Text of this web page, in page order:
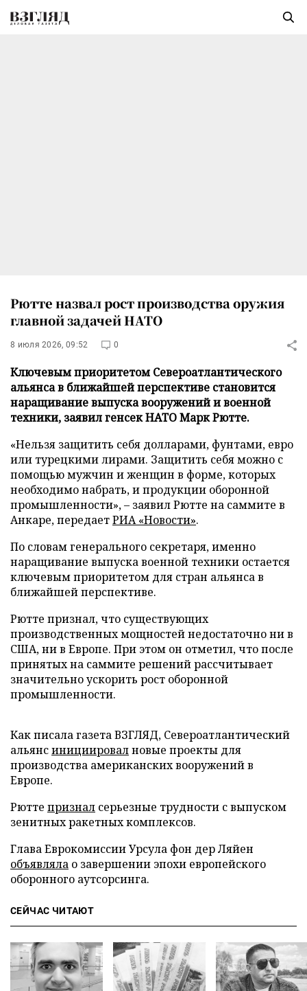
Рютте назвал рост производства оружия
главной задачей НАТО
8 июля 2026, 09:52 0
Ключевым приоритетом Североатлантического
альянса в ближайшей перспективе становится
наращивание выпуска вооружений и военной
техники, заявил генсек НАТО Марк Рютте.
«Нельзя защитить себя долларами, фунтами, евро
или турецкими лирами. Защитить себя можно с
помощью мужчин и женщин в форме, которых
необходимо набрать, и продукции оборонной
промышленности», – заявил Рютте на саммите в
Анкаре, передаетРИА «Новости».
По словам генерального секретаря, именно
наращивание выпуска военной техники остается
ключевым приоритетом для стран альянса в
ближайшей перспективе.
Рютте признал, что существующих
производственных мощностей недостаточно ни в
США, ни в Европе. При этом он отметил, что после
принятых на саммите решений рассчитывает
значительно ускорить рост оборонной
промышленности.
Как писала газета ВЗГЛЯД, Североатлантический
альянсинициировалновые проекты для
производства американских вооружений в
Европе.
Рютте признал серьезные трудности с выпуском
зенитных ракетных комплексов.
Глава Еврокомиссии Урсула фон дер Ляйен
объявляла о завершении эпохи европейского
оборонного аутсорсинга.
СЕЙЧАС ЧИТАЮТ